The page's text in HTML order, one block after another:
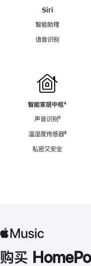
Siri
智能助理
语音识别
智能家居中枢脚
⁴
声音识别脚
⁵
温湿度传感器脚
⁶
私密又安全
购买